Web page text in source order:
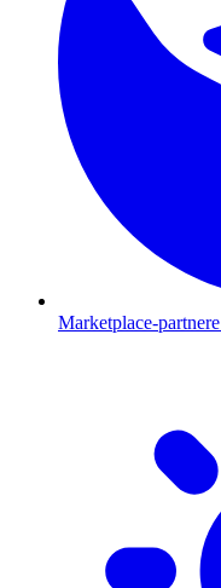
Marketplace-partnere